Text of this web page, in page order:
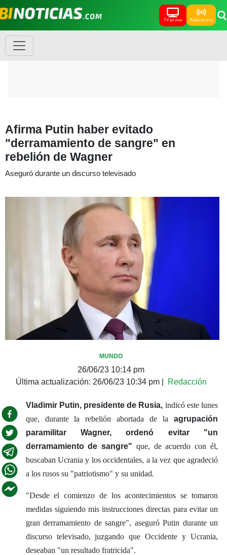
TV en vivo Radio en vivo
Afirma Putin haber evitado
"derramamiento de sangre" en
rebelión de Wagner
Aseguró durante un discurso televisado
MUNDO
26/06/23 10:14 pm
Última actualización: 26/06/23 10:34 pm| Redacción
Vladimir Putin, presidente de Rusia, indicó este lunes
que, durante la rebelión abortada de la agrupación
paramilitar Wagner,
ordenó evitar "un
derramamiento de sangre" que, de acuerdo con él,
buscaban Ucrania y los occidentales, a la vez que agradeció
a los rusos su "patriotismo" y su unidad.
"Desde el comienzo de los acontecimientos se tomaron
medidas siguiendo mis instrucciones directas para evitar un
gran derramamiento de sangre", aseguró Putin durante un
discurso televisado, juzgando que Occidente y Ucrania,
deseaban "un resultado fratricida".